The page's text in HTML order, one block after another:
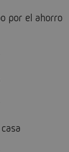
por el ahorro